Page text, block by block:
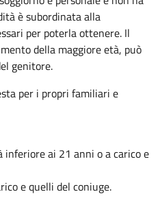
è subordinata alla
per poterla ottenere. Il
della maggiore età, può
genitore.
per i propri familiari e
ai 21 anni o a carico e
e quelli del coniuge.